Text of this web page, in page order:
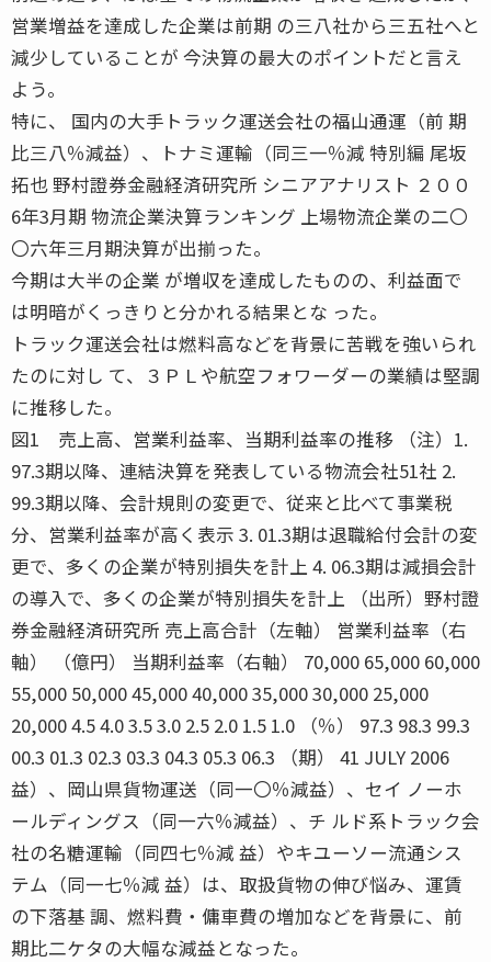
営業増益を達成した企業は前期 の三八社から三五社へと
減少していることが 今決算の最大のポイントだと言え
よう。
特に、 国内の大手トラック運送会社の福山通運（前 期
比三八％減益）、トナミ運輸（同三一％減 特別編 尾坂
拓也 野村證券金融経済研究所 シニアアナリスト ２００
6年3月期 物流企業決算ランキング 上場物流企業の二〇
〇六年三月期決算が出揃った。
今期は大半の企業 が増収を達成したものの、利益面で
は明暗がくっきりと分かれる結果とな った。
トラック運送会社は燃料高などを背景に苦戦を強いられ
たのに対し て、３ＰＬや航空フォワーダーの業績は堅調
に推移した。
図1 売上高、営業利益率、当期利益率の推移 （注）1.
97.3期以降、連結決算を発表している物流会社51社 2.
99.3期以降、会計規則の変更で、従来と比べて事業税
分、営業利益率が高く表示 3. 01.3期は退職給付会計の変
更で、多くの企業が特別損失を計上 4. 06.3期は減損会計
の導入で、多くの企業が特別損失を計上 （出所）野村證
券金融経済研究所 売上高合計（左軸） 営業利益率（右
軸） （億円） 当期利益率（右軸） 70,000 65,000 60,000
55,000 50,000 45,000 40,000 35,000 30,000 25,000
20,000 4.5 4.0 3.5 3.0 2.5 2.0 1.5 1.0 （％） 97.3 98.3 99.3
00.3 01.3 02.3 03.3 04.3 05.3 06.3 （期） 41 JULY 2006
益）、岡山県貨物運送（同一〇％減益）、セイ ノーホ
ールディングス（同一六％減益）、チ ルド系トラック会
社の名糖運輸（同四七％減 益）やキユーソー流通シス
テム（同一七％減 益）は、取扱貨物の伸び悩み、運賃
の下落基 調、燃料費・傭車費の増加などを背景に、前
期比二ケタの大幅な減益となった。